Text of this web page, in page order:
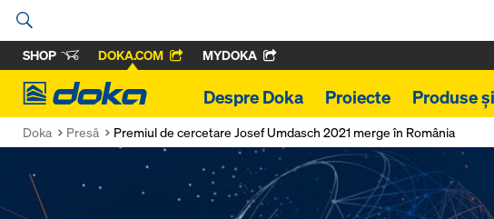
SHOP DOKA.COM MYDOKA
Doka
Despre Doka Proiecte Produse
Doka Presă Premiul de cercetare Josef Umdasch 2021 merge în România